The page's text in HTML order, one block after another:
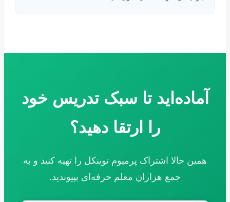
آماده‌اید تا سبک تدریس خود
را ارتقا دهید؟
همین حالا اشتراک پرمیوم توینکل را تهیه کنید و به
جمع هزاران معلم حرفه‌ای بپیوندید.